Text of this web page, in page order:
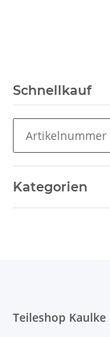
Schnellkauf
Kategorien
Teileshop Kaulke